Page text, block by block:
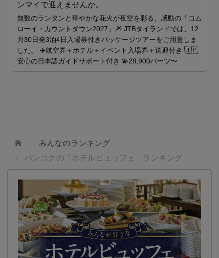
ンマイで迎えませんか。
無数のランタンと華やかな花火が夜空を彩る、感動の「コム
ローイ・カウントダウン2027」🎆 JTBタイランドでは、12
月30日発3泊4日入場券付きパッケージツアーをご用意しま
した。 ✈️航空券＋ホテル＋イベント入場券＋送迎付き 🇯🇵
安心の日本語ガイドサポート付き 💫28,900バーツ〜
ホーム みんなのランキング
バンコクの「ホテルビュッフェ」ランキング